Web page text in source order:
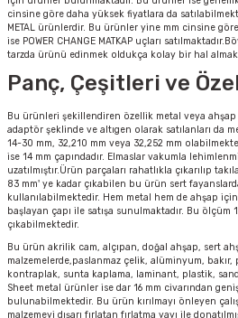
cinsine göre daha yüksek fiyatlara da
METAL ürünlerdir. Bu ürünler yine mm cinsine
ise POWER CHANGE MATKAP uçları
tarzda ürünü edinmek oldukça kolay bir hal
Panç, Çeşitleri ve
Bu ürünleri şekillendiren özellik metal veya ahşap
adaptör şeklinde ve altıgen olarak satılanları da
14-30 mm, 32,210 mm veya 32,252 mm
ise 14 mm çapındadır. Elmaslar vakumla
uzatılmıştır.Ürün parçaları rahatlıkla çıkarılıp
83 mm' ye kadar çıkabilen bu ürün sert
kullanılabilmektedir. Hem metal hem de ahşap
başlayan çapı ile satışa sunulmaktadır. Bu ölçüm
çıkabilmektedir.
Bu ürün akrilik cam, alçıpan, doğal ahşap, sert
malzemelerde,paslanmaz çelik, alüminyum,
kontraplak, sunta kaplama, laminant, plastik,
Sheet metal ürünler ise dar 16 mm civarından
bulunabilmektedir. Bu ürün kırılmayı önleyen
malzemeyi dışarı fırlatan fırlatma yayı ile